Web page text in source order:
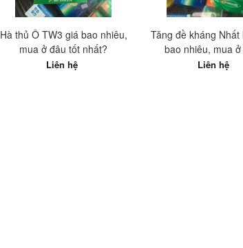
Hà thủ Ô TW3 giá bao nhiêu,
mua ở đâu tốt nhất?
Liên hệ
Tăng đề kháng Nhất
bao nhiêu, mua
Liên hệ